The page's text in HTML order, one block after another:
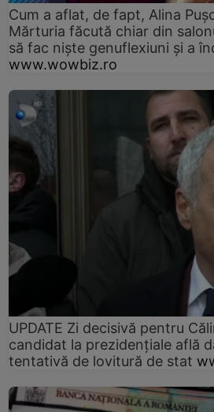
Cum a aflat, de fapt, Alina
Mărturia făcută chiar din
să fac niște genuflexiuni și a
www.wowbiz.ro
UPDATE Zi decisivă pentru
candidat la prezidențiale află
tentativă de lovitură de stat